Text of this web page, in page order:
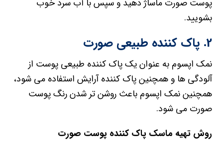
پوست صورت ماساژ دهید و سپس با آب سرد خوب
بشویید.
2. پاک کننده طبیعی صورت
نمک اپسوم به عنوان یک پاک کننده طبیعی پوست از
آلودگی ها و همچنین پاک کننده آرایش استفاده می شود،
همچنین نمک اپسوم باعث روشن تر شدن رنگ پوست
صورت می شود.
روش تهیه ماسک پاک کننده پوست صورت